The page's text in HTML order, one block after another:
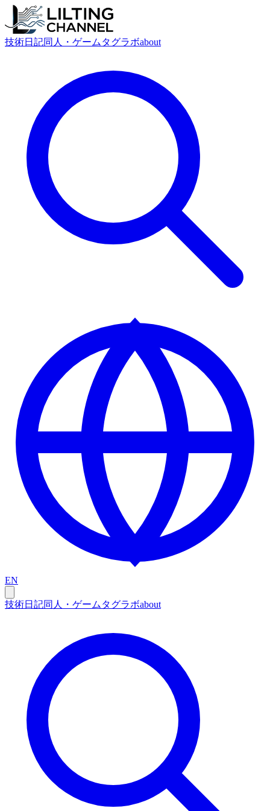
技術日記同人・ゲーム タグラボabout
EN
技術日記同人・ゲーム タグラボabout